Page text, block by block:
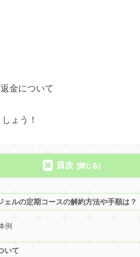
金について
ょう！
目次
ェルの定期コースの解約方法や手順は？
例
いて